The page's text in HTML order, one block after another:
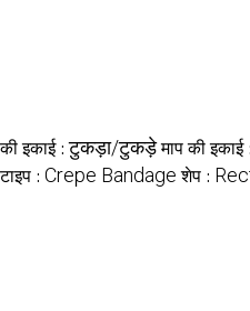
इकाई :टुकड़ा/टुकड़े माप की
: Crepe Bandage शेप :